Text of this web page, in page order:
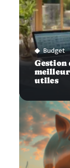
Budget
Gestion
utiles